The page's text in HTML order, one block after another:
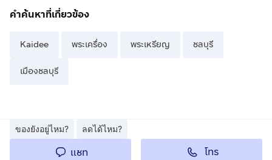
คำค้นหาที่เกี่ยวข้อง
Kaidee พระเครื่อง พระเหรียญ ชลบุรี
เมืองชลบุรี
ของยังอยู่ไหม? ลดได้ไหม?
แชท โทร